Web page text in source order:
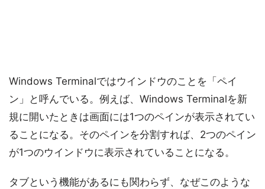
Windows Terminalではウインドウのことを「ペイ
ン」と呼んでいる。例えば、Windows Terminalを新
規に開いたときは画面には1つのペインが表示されてい
ることになる。そのペインを分割すれば、2つのペイン
が1つのウインドウに表示されていることになる。
タブという機能があるにも関わらず、なぜこのような